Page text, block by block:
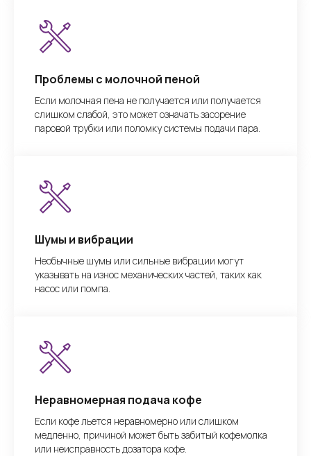
Проблемы с молочной пеной
Если молочная пена не получается или получается
слишком слабой, это может означать засорение
паровой трубки или поломку системы подачи пара.
Шумы и вибрации
Необычные шумы или сильные вибрации могут
указывать на износ механических частей, таких как
насос или помпа.
Неравномерная подача кофе
Если кофе льется неравномерно или слишком
медленно, причиной может быть забитый кофемолка
или неисправность дозатора кофе.